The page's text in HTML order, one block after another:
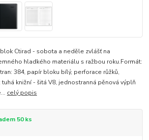
Ctirad - sobota a neděle zvlášť na
hladkého materiálu s ražbou roku.Formát:
384, papír bloku bílý, perforace růžků,
tuhá knižní - šitá V8, jednostranná pěnová výplň
celý popis
50 ks